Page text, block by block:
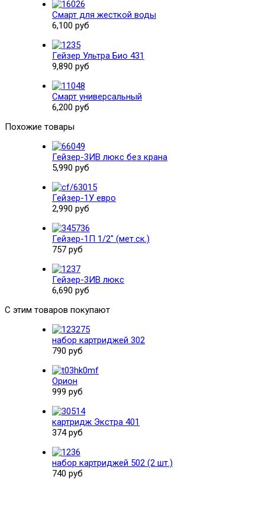
Смарт для жесткой воды
6,100 руб
Гейзер Ультра Био 431
9,890 руб
Смарт универсальный
6,200 руб
Похожие товары
Гейзер-3ИВ люкс без крана
5,990 руб
Гейзер-1У евро
2,990 руб
Гейзер-1П 1/2" (мет.ск.)
757 руб
Гейзер-3ИВ люкс
6,690 руб
С этим товаров покупают
набор картриджей 302
790 руб
Орион
999 руб
картридж Экстра 401
374 руб
набор картриджей 502 (2 шт.)
740 руб